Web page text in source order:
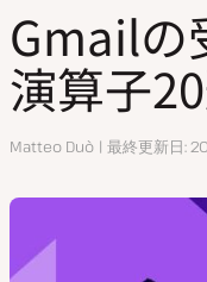
お問い合わせ
Gmailの
演算子
執
Matteo Duò 最終更新日